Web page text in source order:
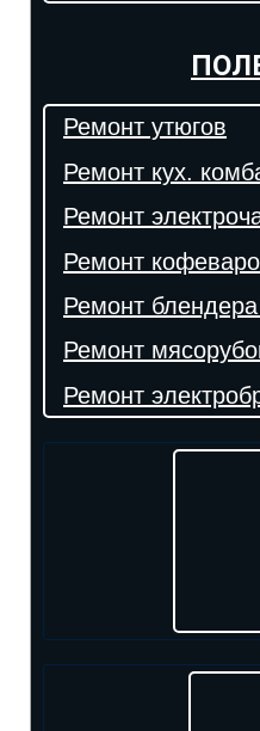
Ремонт утюгов
Ремонт кух.
Ремонт
Ремонт
Ремонт
Ремонт
Ремонт